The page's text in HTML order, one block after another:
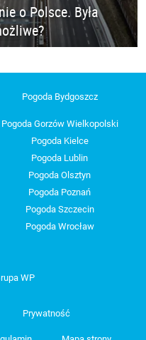
o Polsce. Była
Pogoda Bydgoszcz
Pogoda Gorzów Wielkopolski
Pogoda Kielce
Pogoda Lublin
Pogoda Olsztyn
Pogoda Poznań
Pogoda Szczecin
Pogoda Wrocław
WP
Prywatność